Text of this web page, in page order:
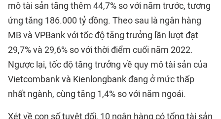
mô tài sản tăng thêm 44,7% so với năm trước, tương
ứng tăng 186.000 tỷ đồng. Theo sau là ngân hàng
MB và VPBank với tốc độ tăng trưởng lần lượt đạt
29,7% và 29,6% so với thời điểm cuối năm 2022.
Ngược lại, tốc độ tăng trưởng về quy mô tài sản của
Vietcombank và Kienlongbank đang ở mức thấp
nhất ngành, cùng tăng 1,4% so với năm ngoái.
Xét về con số tuyệt đối, 10 ngân hàng có tổng tài sản